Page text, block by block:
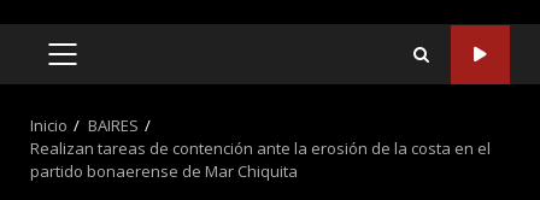
MENÚ
Inicio
BAIRES
Realizan tareas de contención ante la erosión de la costa en el
partido bonaerense de Mar Chiquita